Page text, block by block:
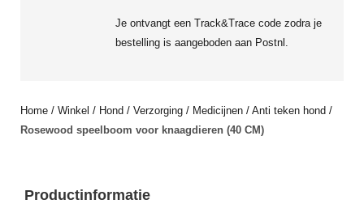
Je ontvangt een Track&Trace code zodra je
bestelling is aangeboden aan Postnl.
Home / Winkel / Hond / Verzorging / Medicijnen / Anti teken hond /
Rosewood speelboom voor knaagdieren (40 CM)
Productinformatie